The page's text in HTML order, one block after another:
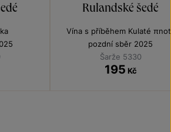
Rulandské šedé
Vína s příběhem Kulaté
pozdní sběr 2025
Šarže 5330
195 Kč